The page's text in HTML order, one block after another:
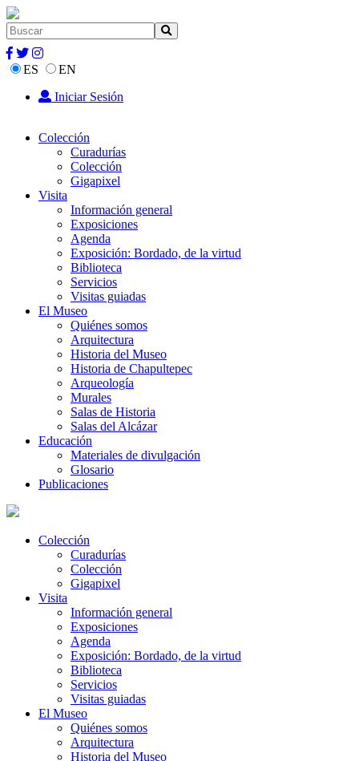
ES
EN
Iniciar Sesión
Colección
Curadurías
Colección
Gigapixel
Visita
Información general
Exposiciones
Agenda
Exposición: Bordado, de la virtud
Biblioteca
Servicios
Visitas guiadas
El Museo
Quiénes somos
Arquitectura
Historia del Museo
Historia de Chapultepec
Arqueología
Murales
Salas de Historia
Salas del Alcázar
Educación
Materiales de divulgación
Glosario
Publicaciones
Colección
Curadurías
Colección
Gigapixel
Visita
Información general
Exposiciones
Agenda
Exposición: Bordado, de la virtud
Biblioteca
Servicios
Visitas guiadas
El Museo
Quiénes somos
Arquitectura
Historia del Museo